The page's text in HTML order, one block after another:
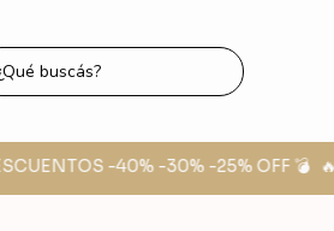
-40% -30% -25% OFF 💣 🔥